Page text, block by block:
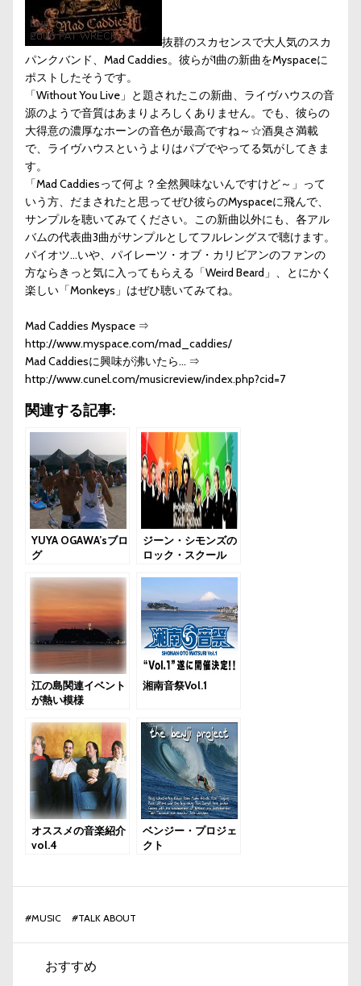
抜群のスカセンスで大人気のスカ
パンクバンド、Mad Caddies。彼らが1曲の新曲をMyspaceに
ポストしたそうです。
「Without You Live」と題されたこの新曲、ライヴハウスの音
源のようで音質はあまりよろしくありません。でも、彼らの
大得意の濃厚なホーンの音色が最高ですね～☆酒臭さ満載
で、ライヴハウスというよりはパブでやってる気がしてきま
す。
「Mad Caddiesって何よ？全然興味ないんですけど～」って
いう方、だまされたと思ってぜひ彼らのMyspaceに飛んで、
サンプルを聴いてみてください。この新曲以外にも、各アル
バムの代表曲3曲がサンプルとしてフルレングスで聴けます。
パイオツ…いや、パイレーツ・オブ・カリビアンのファンの
方ならきっと気に入ってもらえる「Weird Beard」、とにかく
楽しい「Monkeys」はぜひ聴いてみてね。
Mad Caddies Myspace ⇒
http://www.myspace.com/mad_caddies/
Mad Caddiesに興味が沸いたら… ⇒
http://www.cunel.com/musicreview/index.php?cid=7
関連する記事:
YUYA OGAWA’sブロ
グ
ジーン・シモンズの
ロック・スクール
江の島関連イベント
が熱い模様
湘南音祭Vol.1
オススメの音楽紹介
vol.4
ベンジー・プロジェ
クト
#MUSIC #TALK ABOUT
おすすめ